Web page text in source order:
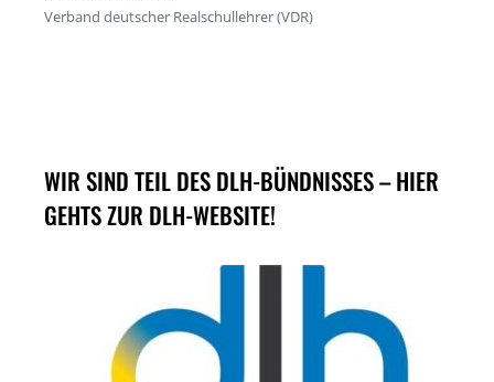
WIR SIND TEIL DES DLH-BÜNDNISSES – HIER
GEHTS ZUR DLH-WEBSITE!